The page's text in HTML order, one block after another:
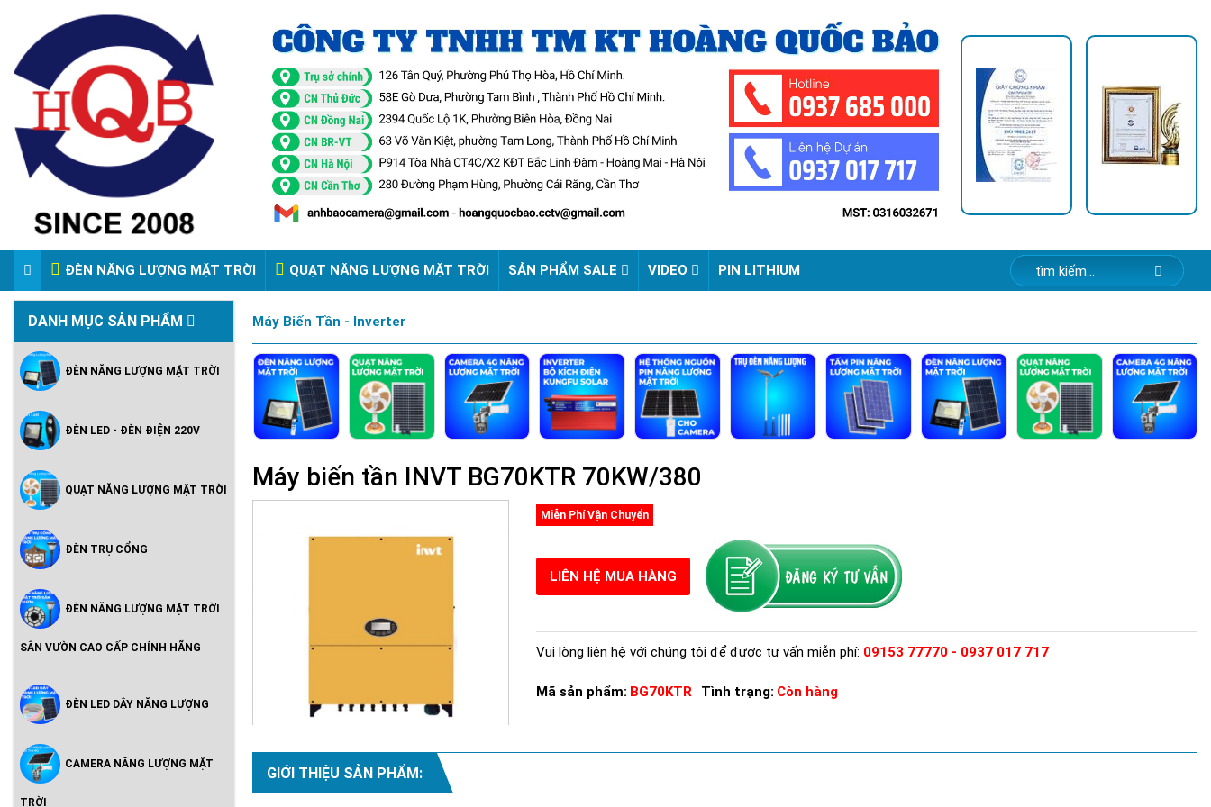
ĐÈN NĂNG LƯỢNG MẶT TRỜI QUẠT NĂNG LƯỢNG MẶT TRỜI SẢN PHẨM SALE VIDEO PIN LITHIUM
VIDEO ĐÈN PHA ĐIỆN 220V
DANH MỤC SẢN PHẨM
ĐÈN NĂNG LƯỢNG MẶT TRỜI
ĐÈN LED - ĐÈN ĐIỆN 220V
Hoàng Quốc Bảo - Độ Sáng Cao,
QUẠT NĂNG LƯỢNG MẶT TRỜI
ĐÈN TRỤ CỔNG
ĐÈN NĂNG LƯỢNG MẶT TRỜI
SÂN VƯỜN CAO CẤP CHÍNH HÃNG
ĐÈN LED DÂY NĂNG LƯỢNG
CAMERA NĂNG LƯỢNG MẶT
TRỜI
Máy Biến Tần - Inverter
Máy biến tần INVT BG70KTR 70KW/380
Miễn Phí Vận Chuyển
LIÊN HỆ MUA HÀNG
Vui lòng liên hệ với chúng tôi để được tư vấn miễn phí: 09153 77770 - 0937 017 717
Mã sản phẩm: BG70KTR Tình trạng: Còn hàng
GIỚI THIỆU SẢN PHẨM: